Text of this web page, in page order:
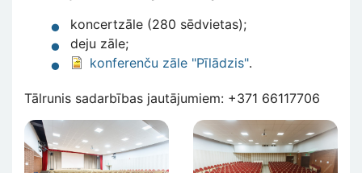
koncertzāle (280 sēdvietas);
deju zāle;
konferenču zāle "Pīlādzis".
Tālrunis sadarbības jautājumiem: +371 66117706
Attēls
Attēls